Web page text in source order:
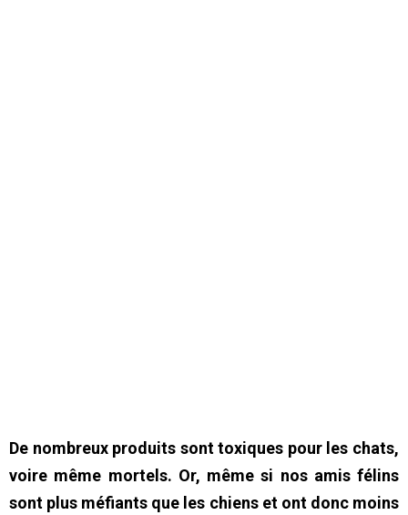
De nombreux produits sont toxiques pour les chats,
voire même mortels. Or, même si nos amis félins
sont plus méfiants que les chiens et ont donc moins